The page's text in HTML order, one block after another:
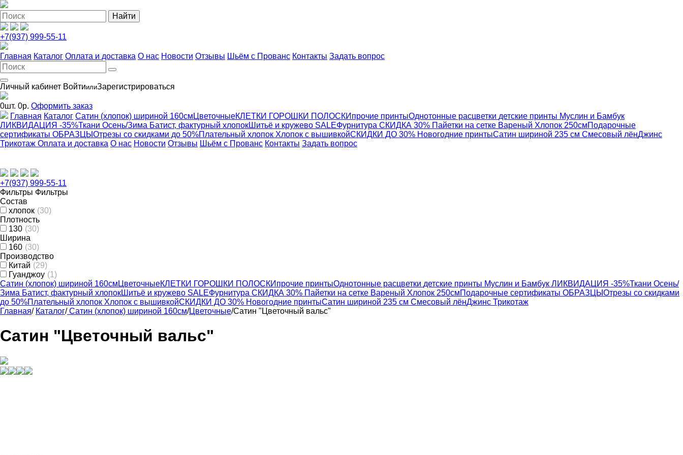
+7(937) 999-55-11
Главная Каталог Оплата и доставка О нас Новости Отзывы Шьём с Прованс Контакты Задать вопрос
Личный кабинет ВойтиилиЗарегистрироваться
0шт. 0р. Оформить заказ
Главная Каталог Сатин (хлопок) шириной 160см ЦветочныеКЛЕТКИ ГОРОШКИ ПОЛОСКИ прочие принтыОднотонные расцветки детские принты Муслин и Бамбук
ЛИКВИДАЦИЯ -35%Ткани Осень/Зима Батист, фактурный хлопокШитьё и кружево SALEФурнитура СКИДКА 30% Пайетки на сетке Вареный Хлопок 250смПодарочные
сертификаты ОБРАЗЦЫ Отрезы со скидками до 50%Плательный хлопок Хлопок с вышивкойСКИДКИ ДО 30% Новогодние принтыСатин шириной 235 см Смесовый лёнДжинс
Трикотаж Оплата и доставка О нас Новости Отзывы Шьём с Прованс Контакты Задать вопрос
+7(937) 999-55-11
Фильтры Фильтры
Состав
хлопок (30)
Плотность
130 (30)
Ширина
160 (30)
Производство
Китай (29)
Гуанджоу (1)
Сатин (хлопок) шириной 160см ЦветочныеКЛЕТКИ ГОРОШКИ ПОЛОСКИ прочие принтыОднотонные расцветки детские принты Муслин и Бамбук ЛИКВИДАЦИЯ -35%Ткани Осень/
Зима Батист, фактурный хлопокШитьё и кружево SALEФурнитура СКИДКА 30% Пайетки на сетке Вареный Хлопок 250смПодарочные сертификаты ОБРАЗЦЫ Отрезы со скидками
до 50%Плательный хлопок Хлопок с вышивкойСКИДКИ ДО 30% Новогодние принтыСатин шириной 235 см Смесовый лёнДжинс Трикотаж
Главная/ Каталог/Сатин (хлопок) шириной 160см/Цветочные/Сатин "Цветочный вальс"
Сатин "Цветочный вальс"